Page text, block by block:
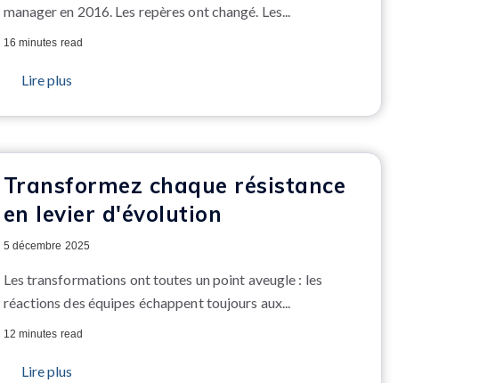
manager en 2016. Les repères ont changé. Les...
16 minutes read
Lire plus
Transformez chaque résistance
en levier d'évolution
5 décembre 2025
Les transformations ont toutes un point aveugle : les
réactions des équipes échappent toujours aux...
12 minutes read
Lire plus